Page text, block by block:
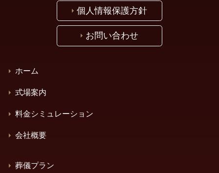
個人情報保護方針
お問い合わせ
ホーム
式場案内
料金シミュレーション
会社概要
葬儀プラン